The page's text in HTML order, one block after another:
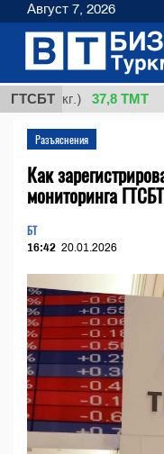
ГТСБТ
(кг.) 37,8 ТМТ
Разъяснения
Как
мониторинга
БТ
16:42 20.01.2026
Август 7, 2026